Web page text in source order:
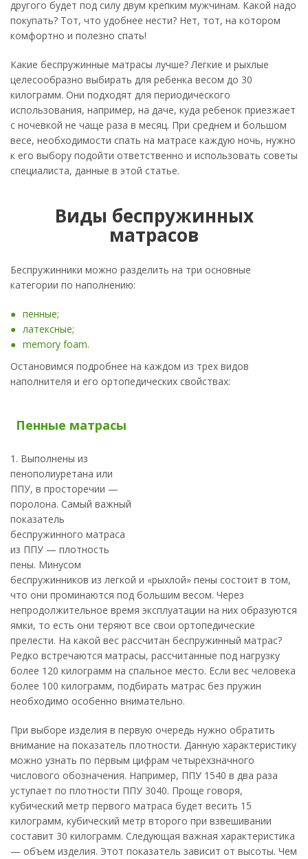
другого будет под силу двум крепким мужчинам. Какой надо
покупать? Тот, что удобнее нести? Нет, тот, на котором
комфортно и полезно спать!
Какие беспружинные матрасы лучше? Легкие и рыхлые
целесообразно выбирать для ребенка весом до 30
килограмм. Они подходят для периодического
использования, например, на даче, куда ребенок приезжает
с ночевкой не чаще раза в месяц. При среднем и большом
весе, необходимости спать на матрасе каждую ночь, нужно
к его выбору подойти ответственно и использовать советы
специалиста, данные в этой статье.
Виды беспружинных
матрасов
Беспружинники можно разделить на три основные
категории по наполнению:
пенные;
латексные;
memory foam.
Остановимся подробнее на каждом из трех видов
наполнителя и его ортопедических свойствах:
Пенные матрасы
1. Выполнены из
пенополиуретана или
ППУ, в просторечии —
поролона. Самый важный
показатель
беспружинного матраса
из ППУ — плотность
пены. Минусом
беспружинников из легкой и «рыхлой» пены состоит в том,
что они проминаются под большим весом. Через
непродолжительное время эксплуатации на них образуются
ямки, то есть они теряют все свои ортопедические
прелести. На какой вес рассчитан беспружинный матрас?
Редко встречаются матрасы, рассчитанные под нагрузку
более 120 килограмм на спальное место. Если вес человека
более 100 килограмм, подбирать матрас без пружин
необходимо особенно внимательно.
При выборе изделия в первую очередь нужно обратить
внимание на показатель плотности. Данную характеристику
можно узнать по первым цифрам четырехзначного
числового обозначения. Например, ППУ 1540 в два раза
уступает по плотности ППУ 3040. Проще говоря,
кубический метр первого матраса будет весить 15
килограмм, кубический метр второго при взвешивании
составит 30 килограмм. Следующая важная характеристика
— объем изделия. Этот показатель зависит от высоты. Чем